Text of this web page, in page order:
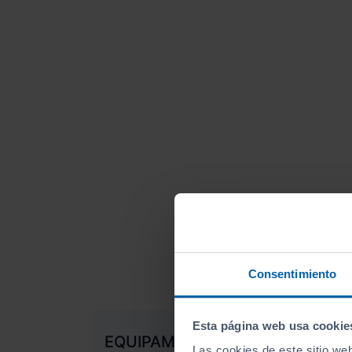
Consentimiento
Esta página web usa
EQUIPAMIENTO DE SERIE